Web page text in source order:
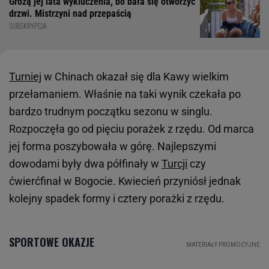
drzwi. Mistrzyni nad przepaścią
SUBSKRYPCJA
Turniej w Chinach okazał się dla Kawy wielkim
przełamaniem. Właśnie na taki wynik czekała po
bardzo trudnym początku sezonu w singlu.
Rozpoczęła go od pięciu porażek z rzędu. Od marca
jej forma poszybowała w górę. Najlepszymi
dowodami były dwa półfinały w Turcji czy
ćwierćfinał w Bogocie. Kwiecień przyniósł jednak
kolejny spadek formy i cztery porażki z rzędu.